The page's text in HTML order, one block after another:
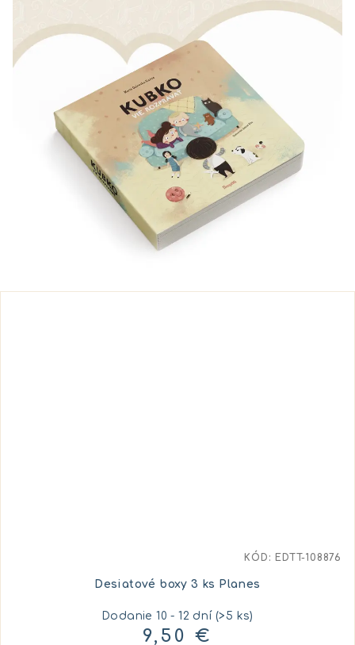
Desiatové boxy 3 ks Planes
Dodanie 10 - 12 dní(>5 ks)
9,50 €
KÓD: EDTT-108876